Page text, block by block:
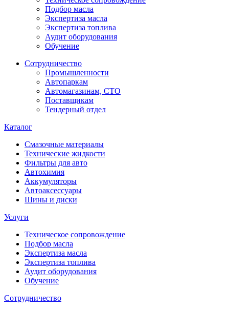
Подбор масла
Экспертиза масла
Экспертиза топлива
Аудит оборудования
Обучение
Сотрудничество
Промышленности
Автопаркам
Автомагазинам, СТО
Поставщикам
Тендерный отдел
Каталог
Смазочные материалы
Технические жидкости
Фильтры для авто
Автохимия
Аккумуляторы
Автоаксессуары
Шины и диски
Услуги
Техническое сопровождение
Подбор масла
Экспертиза масла
Экспертиза топлива
Аудит оборудования
Обучение
Сотрудничество